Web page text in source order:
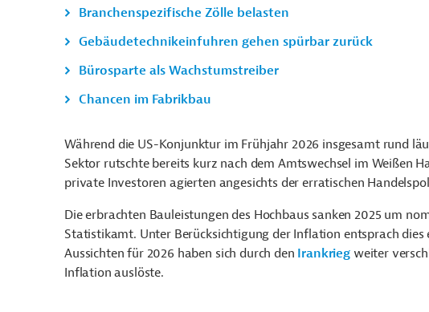
Branchenspezifische Zölle belasten
Gebäudetechnikeinfuhren gehen spürbar zurück
Bürosparte als Wachstumstreiber
Chancen im Fabrikbau
Während die US-Konjunktur im Frühjahr 2026 insgesamt rund
Sektor rutschte bereits kurz nach dem Amtswechsel im Weißen
private Investoren agierten angesichts der erratischen
Die erbrachten Bauleistungen des Hochbaus sanken 2025 um
Statistikamt. Unter Berücksichtigung der Inflation entsprach dies
Aussichten für 2026 haben sich durch den Irankrieg weiter
Inflation auslöste.